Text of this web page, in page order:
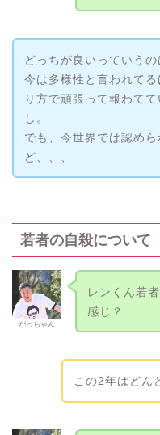
どっちが良いっていうの
今は多様性と言われて
り方で頑張って報わて
し。
でも、今世界では認め
ど、、、
若者の自殺について
がっちゃん
レンくん若
感じ？
この2年はどん